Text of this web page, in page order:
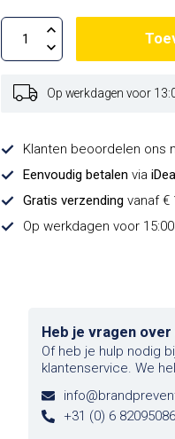
Op werkdagen voor
Klanten beoordelen ons
Eenvoudig betalen via
Gratis verzending vanaf €
Op werkdagen voor
Heb je vragen
Of heb je hulp nodig
klantenservice. We
+31 (0) 6 82095086